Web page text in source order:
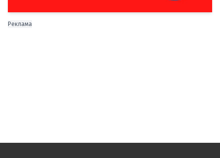
Реклама